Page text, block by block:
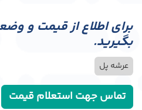
برای اطلاع از قیمت و
بگیرید.
عرشه پل
تماس جهت استعلام قیمت